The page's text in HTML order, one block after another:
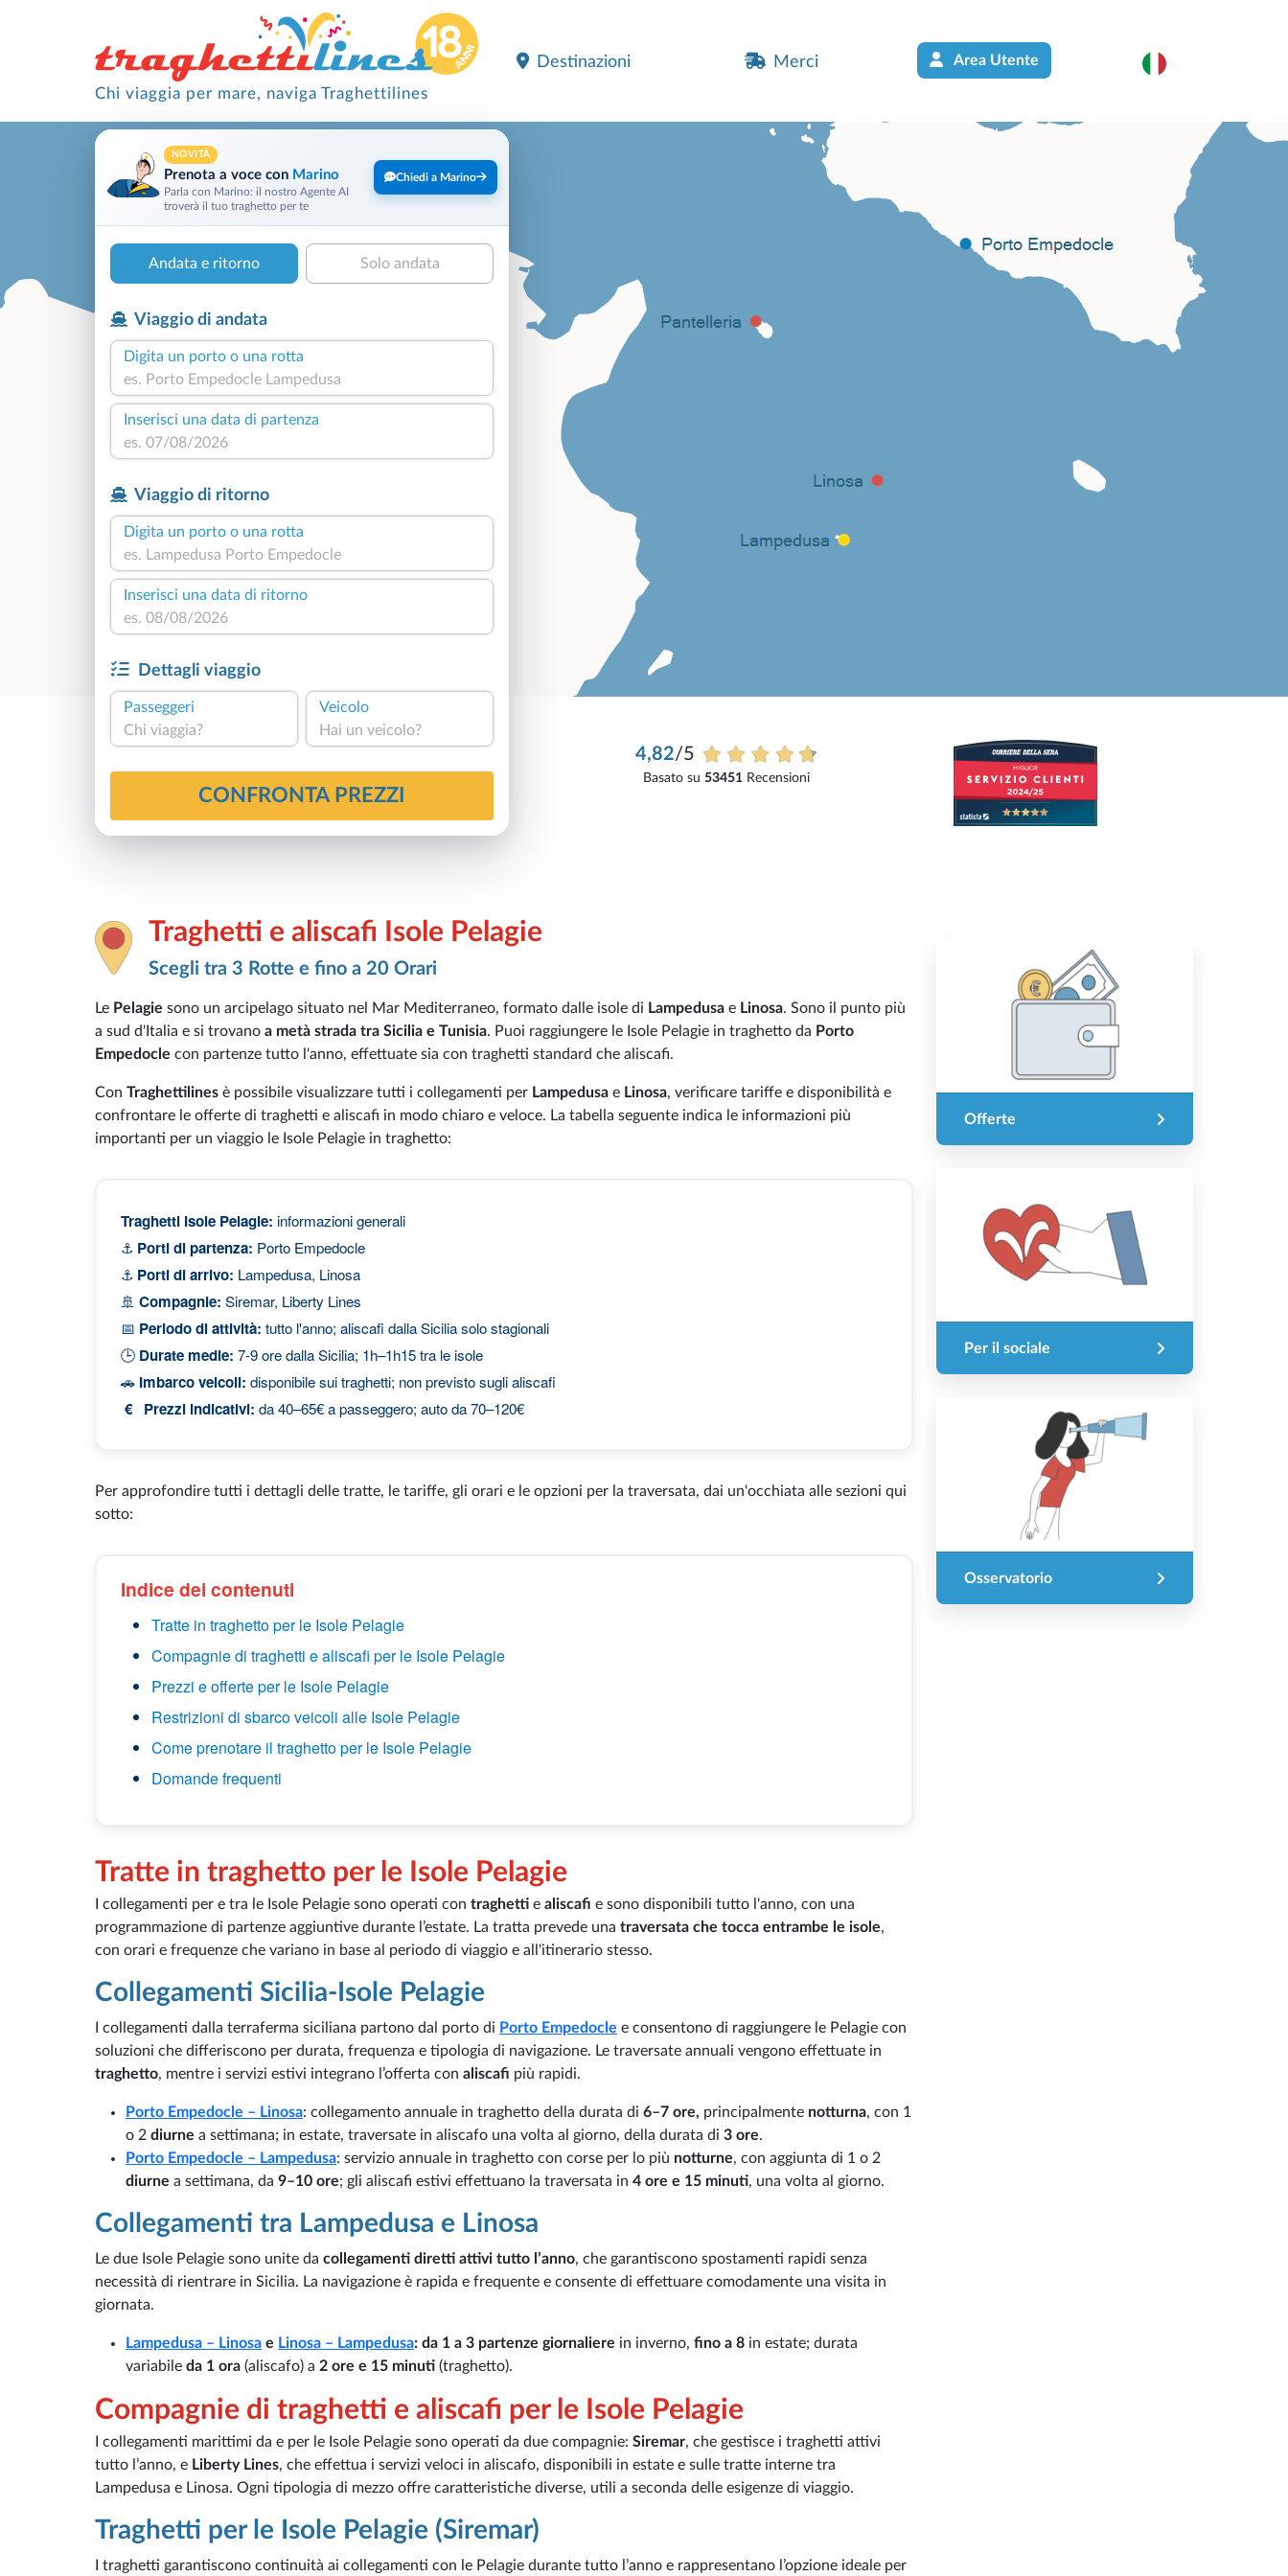
Chi viaggia per mare, naviga Traghettilines
Destinazioni Merci Area Utente
NOVITÀ
Prenota a voce con Marino
Parla con Marino: il nostro Agente AI
troverà il tuo traghetto per te
Chiedi a Marino
Andata e ritorno Solo andata
Viaggio di andata
Digita un porto o una rotta
Inserisci una data di partenza
Viaggio di ritorno
Digita un porto o una rotta
Inserisci una data di ritorno
Dettagli viaggio
Passeggeri
Chi viaggia?
Veicolo
Hai un veicolo?
CONFRONTA PREZZI
4,82/5
Basato su53451 Recensioni
Traghetti e aliscafi Isole Pelagie
Scegli tra 3 Rotte e fino a 20 Orari
Le Pelagie sono un arcipelago situato nel Mar Mediterraneo, formato dalle isole di Lampedusa e Linosa. Sono il punto più
a sud d'Italia e si trovano a metà strada tra Sicilia e Tunisia. Puoi raggiungere le Isole Pelagie in traghetto da Porto
Empedocle con partenze tutto l'anno, effettuate sia con traghetti standard che aliscafi.
Con Traghettilines è possibile visualizzare tutti i collegamenti per Lampedusa e Linosa, verificare tariffe e disponibilità e
confrontare le offerte di traghetti e aliscafi in modo chiaro e veloce. La tabella seguente indica le informazioni più
importanti per un viaggio le Isole Pelagie in traghetto:
Traghetti Isole Pelagie: informazioni generali
⚓ Porti di partenza: Porto Empedocle
⚓ Porti di arrivo: Lampedusa, Linosa
🚢 Compagnie: Siremar, Liberty Lines
📅 Periodo di attività: tutto l'anno; aliscafi dalla Sicilia solo stagionali
🕒 Durate medie: 7-9 ore dalla Sicilia; 1h–1h15 tra le isole
🚗 Imbarco veicoli: disponibile sui traghetti; non previsto sugli aliscafi
€ Prezzi indicativi: da 40–65€ a passeggero; auto da 70–120€
Per approfondire tutti i dettagli delle tratte, le tariffe, gli orari e le opzioni per la traversata, dai un'occhiata alle sezioni qui
sotto:
Indice dei contenuti
Tratte in traghetto per le Isole Pelagie
Compagnie di traghetti e aliscafi per le Isole Pelagie
Prezzi e offerte per le Isole Pelagie
Restrizioni di sbarco veicoli alle Isole Pelagie
Come prenotare il traghetto per le Isole Pelagie
Domande frequenti
Tratte in traghetto per le Isole Pelagie
I collegamenti per e tra le Isole Pelagie sono operati con traghetti e aliscafi e sono disponibili tutto l'anno, con una
programmazione di partenze aggiuntive durante l’estate. La tratta prevede una traversata che tocca entrambe le isole,
con orari e frequenze che variano in base al periodo di viaggio e all'itinerario stesso.
Collegamenti Sicilia-Isole Pelagie
I collegamenti dalla terraferma siciliana partono dal porto di Porto Empedocle e consentono di raggiungere le Pelagie con
soluzioni che differiscono per durata, frequenza e tipologia di navigazione. Le traversate annuali vengono effettuate in
traghetto, mentre i servizi estivi integrano l’offerta con aliscafi più rapidi.
Porto Empedocle – Linosa: collegamento annuale in traghetto della durata di 6–7 ore, principalmente notturna, con 1
o 2 diurne a settimana; in estate, traversate in aliscafo una volta al giorno, della durata di 3 ore.
Porto Empedocle – Lampedusa: servizio annuale in traghetto con corse per lo più notturne, con aggiunta di 1 o 2
diurne a settimana, da 9–10 ore; gli aliscafi estivi effettuano la traversata in 4 ore e 15 minuti, una volta al giorno.
Collegamenti tra Lampedusa e Linosa
Le due Isole Pelagie sono unite da collegamenti diretti attivi tutto l’anno, che garantiscono spostamenti rapidi senza
necessità di rientrare in Sicilia. La navigazione è rapida e frequente e consente di effettuare comodamente una visita in
giornata.
Lampedusa – Linosa e Linosa – Lampedusa: da 1 a 3 partenze giornaliere in inverno, fino a 8 in estate; durata
variabile da 1 ora (aliscafo) a 2 ore e 15 minuti (traghetto).
Compagnie di traghetti e aliscafi per le Isole Pelagie
I collegamenti marittimi da e per le Isole Pelagie sono operati da due compagnie: Siremar, che gestisce i traghetti attivi
tutto l’anno, e Liberty Lines, che effettua i servizi veloci in aliscafo, disponibili in estate e sulle tratte interne tra
Lampedusa e Linosa. Ogni tipologia di mezzo offre caratteristiche diverse, utili a seconda delle esigenze di viaggio.
Traghetti per le Isole Pelagie (Siremar)
I traghetti garantiscono continuità ai collegamenti con le Pelagie durante tutto l’anno e rappresentano l’opzione ideale per
Offerte
Per il sociale
Osservatorio